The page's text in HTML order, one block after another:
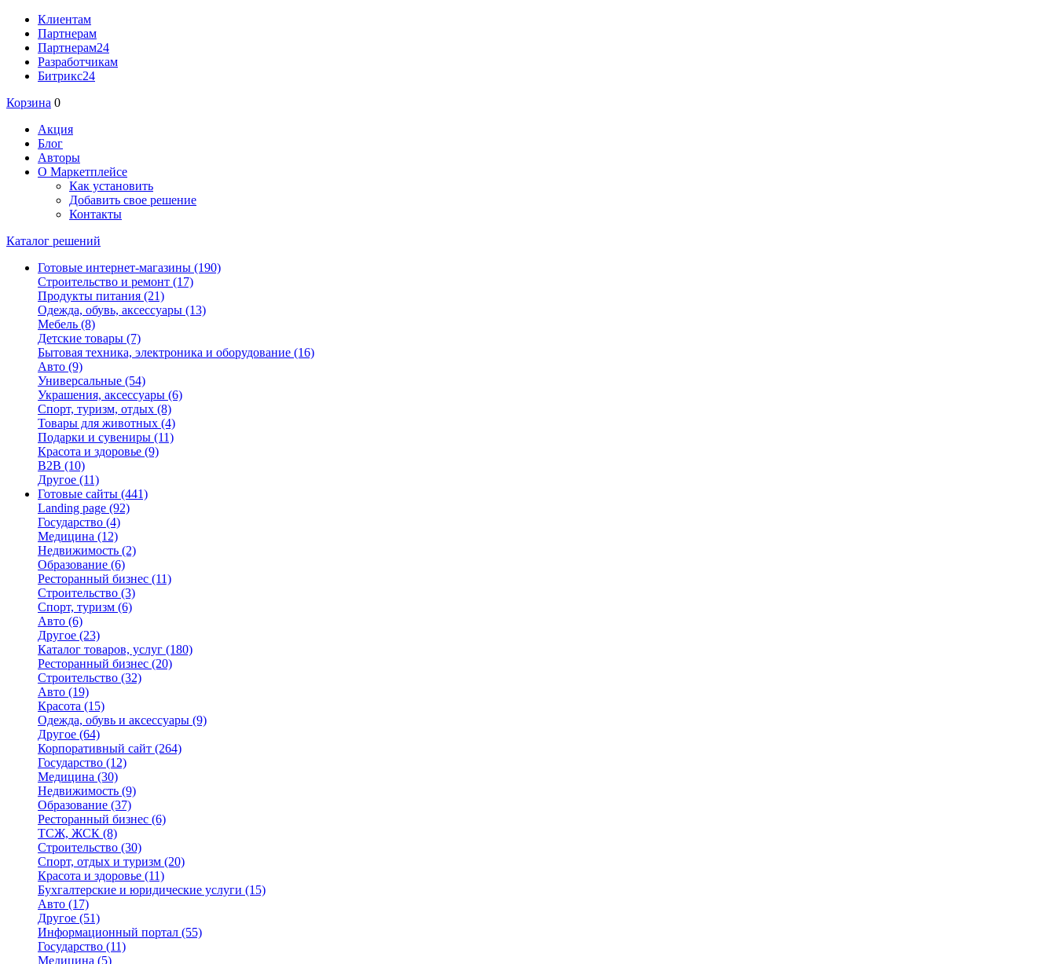
Клиентам
Партнерам
Партнерам24
Разработчикам
Битрикс24
Корзина 0
Акция
Блог
Авторы
О Маркетплейсе
Как установить
Добавить свое решение
Контакты
Каталог решений
Готовые интернет-магазины (190)
Строительство и ремонт (17)
Продукты питания (21)
Одежда, обувь, аксессуары (13)
Мебель (8)
Детские товары (7)
Бытовая техника, электроника и оборудование (16)
Авто (9)
Универсальные (54)
Украшения, аксессуары (6)
Спорт, туризм, отдых (8)
Товары для животных (4)
Подарки и сувениры (11)
Красота и здоровье (9)
B2B (10)
Другое (11)
Готовые сайты (441)
Landing page (92)
Государство (4)
Медицина (12)
Недвижимость (2)
Образование (6)
Ресторанный бизнес (11)
Строительство (3)
Спорт, туризм (6)
Авто (6)
Другое (23)
Каталог товаров, услуг (180)
Ресторанный бизнес (20)
Строительство (32)
Авто (19)
Красота (15)
Одежда, обувь и аксессуары (9)
Другое (64)
Корпоративный сайт (264)
Государство (12)
Медицина (30)
Недвижимость (9)
Образование (37)
Ресторанный бизнес (6)
ТСЖ, ЖСК (8)
Строительство (30)
Спорт, отдых и туризм (20)
Красота и здоровье (11)
Бухгалтерские и юридические услуги (15)
Авто (17)
Другое (51)
Информационный портал (55)
Государство (11)
Медицина (5)